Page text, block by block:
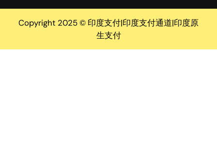
Copyright 2025 © 印度支付|印度支付通道|印度原
生支付